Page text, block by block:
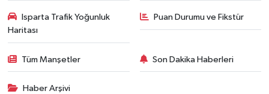
Isparta Trafik Yoğunluk
Haritası
Puan Durumu ve Fikstür
Tüm Manşetler Son Dakika Haberleri
Haber Arşivi